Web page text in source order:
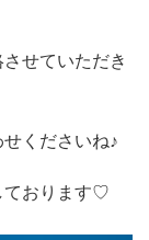
せていただき
くださいね♪
ております♡